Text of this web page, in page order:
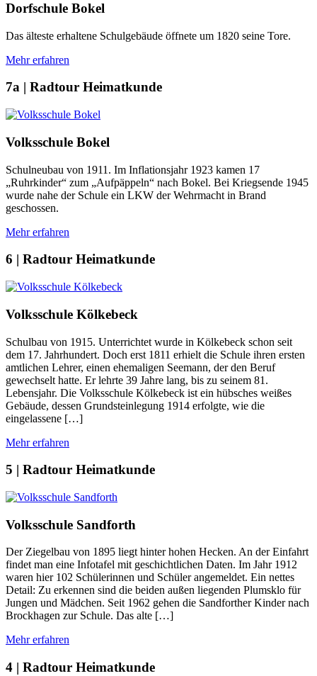
Dorfschule Bokel
Das älteste erhaltene Schulgebäude öffnete um 1820 seine Tore.
Mehr erfahren
7a | Radtour Heimatkunde
Volksschule Bokel
Schulneubau von 1911. Im Inflationsjahr 1923 kamen 17
„Ruhrkinder“ zum „Aufpäppeln“ nach Bokel. Bei Kriegsende 1945
wurde nahe der Schule ein LKW der Wehrmacht in Brand
geschossen.
Mehr erfahren
6 | Radtour Heimatkunde
Volksschule Kölkebeck
Schulbau von 1915. Unterrichtet wurde in Kölkebeck schon seit
dem 17. Jahrhundert. Doch erst 1811 erhielt die Schule ihren ersten
amtlichen Lehrer, einen ehemaligen Seemann, der den Beruf
gewechselt hatte. Er lehrte 39 Jahre lang, bis zu seinem 81.
Lebensjahr. Die Volksschule Kölkebeck ist ein hübsches weißes
Gebäude, dessen Grundsteinlegung 1914 erfolgte, wie die
eingelassene […]
Mehr erfahren
5 | Radtour Heimatkunde
Volksschule Sandforth
Der Ziegelbau von 1895 liegt hinter hohen Hecken. An der Einfahrt
findet man eine Infotafel mit geschichtlichen Daten. Im Jahr 1912
waren hier 102 Schülerinnen und Schüler angemeldet. Ein nettes
Detail: Zu erkennen sind die beiden außen liegenden Plumsklo für
Jungen und Mädchen. Seit 1962 gehen die Sandforther Kinder nach
Brockhagen zur Schule. Das alte […]
Mehr erfahren
4 | Radtour Heimatkunde